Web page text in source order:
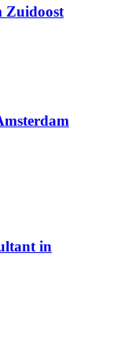
Zuidoost
in